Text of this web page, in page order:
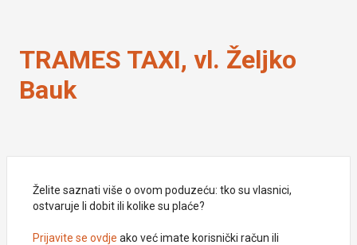
TRAMES TAXI, vl. Željko
Bauk
Želite saznati više o ovom poduzeću: tko su vlasnici,
ostvaruje li dobit ili kolike su plaće?
Prijavite se ovdje ako već imate korisnički račun ili